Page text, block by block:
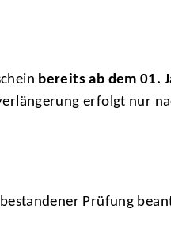
bereits ab dem 01.
erfolgt nur
Prüfung